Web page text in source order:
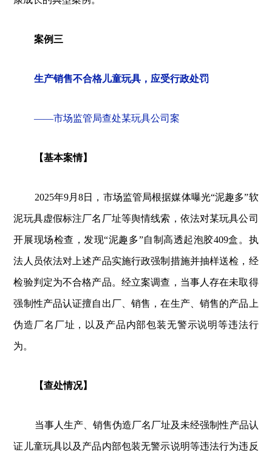
案例三
生产销售不合格儿童玩具，应受行政处罚
——市场监管局查处某玩具公司案
【基本案情】
2025年9月8日，市场监管局根据媒体曝光“泥趣多”软
泥玩具虚假标注厂名厂址等舆情线索，依法对某玩具公司
开展现场检查，发现“泥趣多”自制高透起泡胶409盒。执
法人员依法对上述产品实施行政强制措施并抽样送检，经
检验判定为不合格产品。经立案调查，当事人存在未取得
强制性产品认证擅自出厂、销售，在生产、销售的产品上
伪造厂名厂址，以及产品内部包装无警示说明等违法行
为。
【查处情况】
当事人生产、销售伪造厂名厂址及未经强制性产品认
证儿童玩具以及产品内部包装无警示说明等违法行为违反